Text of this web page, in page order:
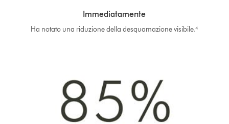
Immediatamente
Ha notato una riduzione della desquamazione visibile.⁴